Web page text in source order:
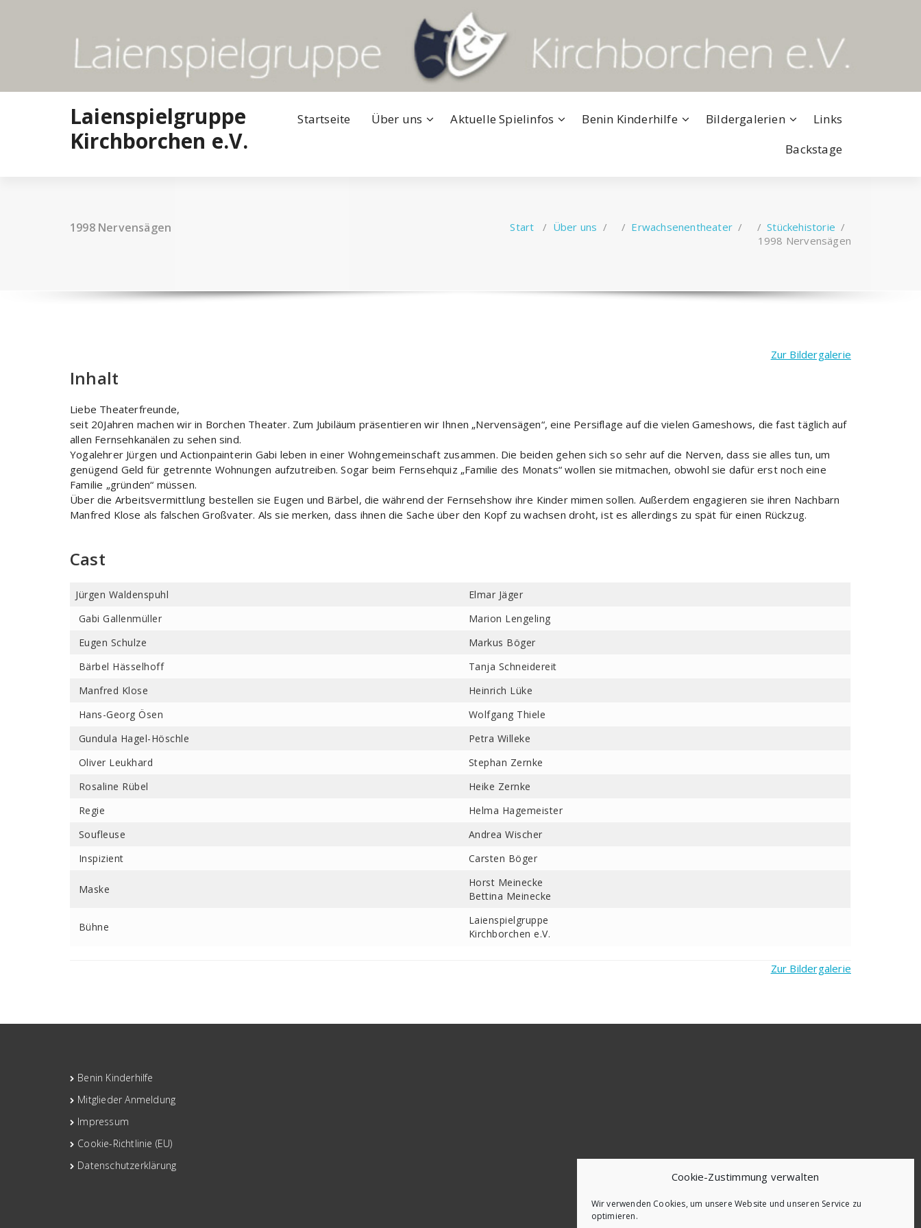
Cookie-Zustimmung verwalten
Wir verwenden Cookies, um unsere Website und unseren Service zu
optimieren.
Laienspielgruppe
Kirchborchen e.V.
Startseite Über uns Aktuelle Spielinfos Benin Kinderhilfe Bildergalerien
Links
Backstage
1998 Nervensägen Start / Über uns / / Erwachsenentheater/ /Stückehistorie /
1998 Nervensägen
Zur Bildergalerie
Inhalt
Liebe Theaterfreunde,
seit 20Jahren machen wir in Borchen Theater. Zum Jubiläum präsentieren wir Ihnen „Nervensägen“, eine Persiflage auf die vielen Gameshows, die fast täglich auf
allen Fernsehkanälen zu sehen sind.
Yogalehrer Jürgen und Actionpainterin Gabi leben in einer Wohngemeinschaft zusammen. Die beiden gehen sich so sehr auf die Nerven, dass sie alles tun, um
genügend Geld für getrennte Wohnungen aufzutreiben. Sogar beim Fernsehquiz „Familie des Monats“ wollen sie mitmachen, obwohl sie dafür erst noch eine
Familie „gründen“ müssen.
Über die Arbeitsvermittlung bestellen sie Eugen und Bärbel, die während der Fernsehshow ihre Kinder mimen sollen. Außerdem engagieren sie ihren Nachbarn
Manfred Klose als falschen Großvater. Als sie merken, dass ihnen die Sache über den Kopf zu wachsen droht, ist es allerdings zu spät für einen Rückzug.
Cast
Jürgen Waldenspuhl
Elmar Jäger
Gabi Gallenmüller
Marion Lengeling
Eugen Schulze
Markus Böger
Bärbel Hässelhoff
Tanja Schneidereit
Manfred Klose
Heinrich Lüke
Hans-Georg Ösen
Wolfgang Thiele
Gundula Hagel-Höschle
Petra Willeke
Oliver Leukhard
Stephan Zernke
Rosaline Rübel
Heike Zernke
Regie
Helma Hagemeister
Soufleuse
Andrea Wischer
Inspizient
Carsten Böger
Maske
Horst Meinecke
Bettina Meinecke
Bühne
Laienspielgruppe
Kirchborchen e.V.
Zur Bildergalerie
Benin Kinderhilfe
Mitglieder Anmeldung
Impressum
Cookie-Richtlinie (EU)
Datenschutzerklärung